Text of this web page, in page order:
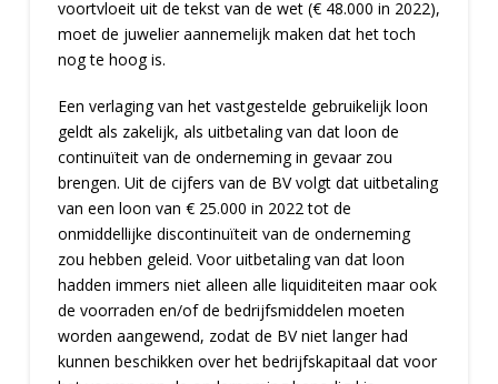
voortvloeit uit de tekst van de wet (€ 48.000 in 2022),
moet de juwelier aannemelijk maken dat het toch
nog te hoog is.
Een verlaging van het vastgestelde gebruikelijk loon
geldt als zakelijk, als uitbetaling van dat loon de
continuïteit van de onderneming in gevaar zou
brengen. Uit de cijfers van de BV volgt dat uitbetaling
van een loon van € 25.000 in 2022 tot de
onmiddellijke discontinuïteit van de onderneming
zou hebben geleid. Voor uitbetaling van dat loon
hadden immers niet alleen alle liquiditeiten maar ook
de voorraden en/of de bedrijfsmiddelen moeten
worden aangewend, zodat de BV niet langer had
kunnen beschikken over het bedrijfskapitaal dat voor